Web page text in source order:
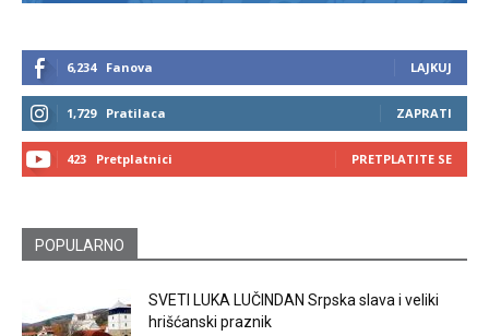
6,234 Fanova LAJKUJ
1,729 Pratilaca ZAPRATI
423 Pretplatnici PRETPLATITE SE
POPULARNO
SVETI LUKA LUČINDAN Srpska slava i veliki
hrišćanski praznik